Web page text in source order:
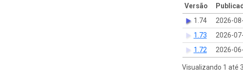
Versão
1.74
2026-
1.73
2026-
1.72
2026-
Visualizando 1 até